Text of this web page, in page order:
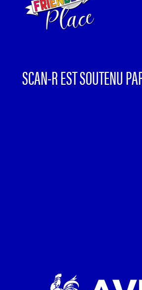
SCAN-R EST SOUTENU